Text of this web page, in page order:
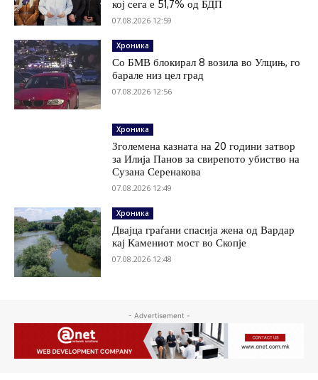
кој сега е 51,7% од БДП
07.08.2026 12:59
Хроника
Со БМВ блокирал 8 возила во Улцињ, го
барале низ цел град
07.08.2026 12:56
Хроника
Зголемена казната на 20 години затвор
за Илија Панов за свирепото убиство на
Сузана Серенакова
07.08.2026 12:49
Хроника
Двајца граѓани спасија жена од Вардар
кај Камениот мост во Скопје
07.08.2026 12:48
- Advertisement -